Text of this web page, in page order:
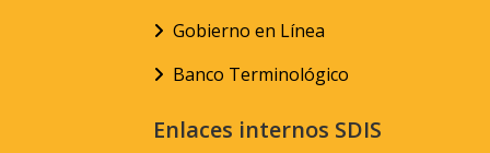
Gobierno en Línea
Banco Terminológico
Enlaces internos SDIS